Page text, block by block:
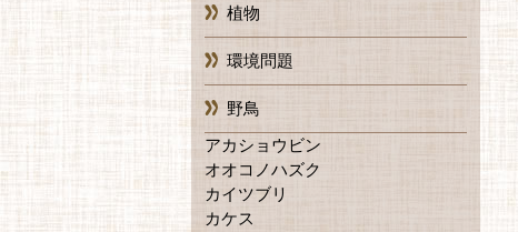
植物
環境問題
野鳥
アカショウビン
オオコノハズク
カイツブリ
カケス